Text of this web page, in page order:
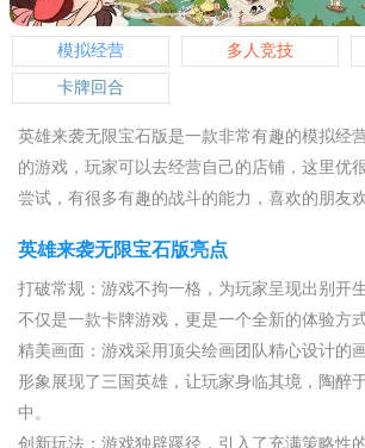
模拟经营 多人竞技
卡牌回合
英雄来袭无限宝石版是一款非常有趣的模拟经
的游戏，玩家可以去经营自己的店铺，这里优
尝试，有很多有趣的战斗的能力，喜欢的朋友
英雄来袭无限宝石版亮点
打破常规：游戏不拘一格，为玩家呈现出别开
不仅是一款卡牌游戏，更是一个全新的体验方式
精美画面：游戏采用顶尖绘画团队精心设计的
形象展现了三国英雄，让玩家身临其境，陶醉
中。
创新玩法：游戏独辟蹊径，引入了充满策略性